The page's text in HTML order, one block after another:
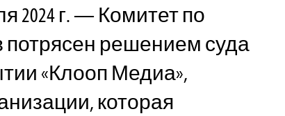
2024 г. — Комитет по
решением суда
«Клооп Медиа»,
которая